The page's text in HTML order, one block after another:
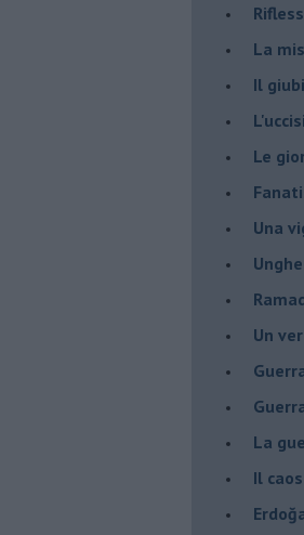
La
Il
Le
Una
Un
La
​Il